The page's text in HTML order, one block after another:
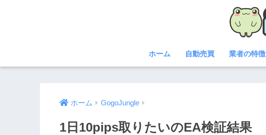
ホーム 自動売買 業者の特徴
ホーム GogoJungle
1日10pips取りたいのEA検証結果